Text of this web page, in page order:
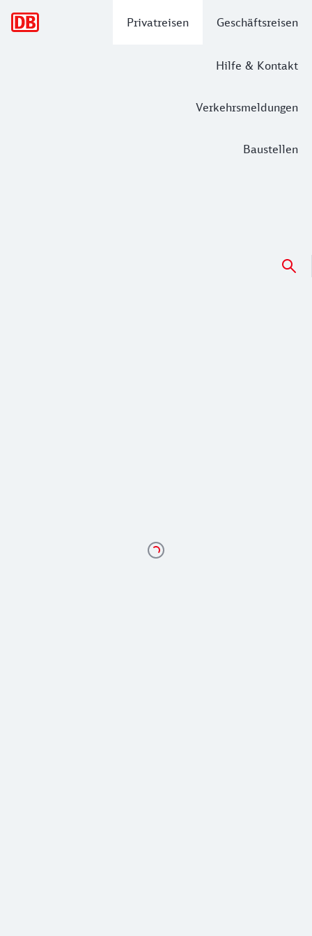
Privatreisen Geschäftsreisen
Hilfe & Kontakt
Verkehrsmeldungen
Baustellen